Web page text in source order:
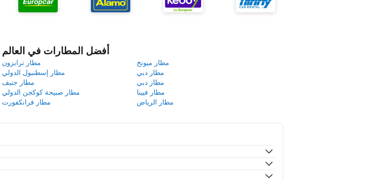
أفضل المطارات في العالم
مطار ترابزون
مطار ميونخ
مطار إسطنبول الدولي
مطار دبي
مطار جنيف
مطار دبي
مطار صبيحة كوكجن الدولي
مطار فيينا
مطار فرانكفورت
مطار الرياض